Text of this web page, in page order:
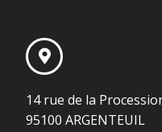
14 rue de la
95100 ARGENTEUIL